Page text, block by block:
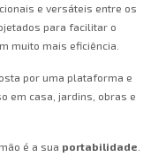
e versáteis entre os
para facilitar o
muito mais eficiência.
por uma plataforma e
em casa, jardins, obras e
é a sua portabilidade